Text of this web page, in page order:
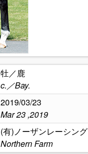
牡／鹿
c.／Bay.
2019/03/23
Mar 23 ,2019
(有)ノーザンレーシング
Northern Farm